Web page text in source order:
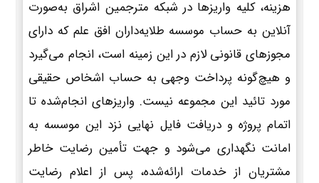
هزینه، کلیه واریزها در شبکه مترجمین اشراق به‌صورت
آنلاین به حساب موسسه طلایه‌داران افق علم که دارای
مجوزهای قانونی لازم در این زمینه است، انجام می‌گیرد
و هیچ‌گونه پرداخت وجهی به حساب اشخاص حقیقی
مورد تائید این مجموعه نیست. واریزهای انجام‌شده تا
اتمام پروژه و دریافت فایل نهایی نزد این موسسه به
امانت نگهداری می‌شود و جهت تأمین رضایت خاطر
مشتریان از خدمات ارائه‌شده، پس از اعلام رضایت